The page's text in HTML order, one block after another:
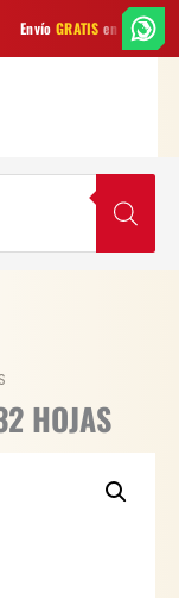
en Bogotá
HOJAS